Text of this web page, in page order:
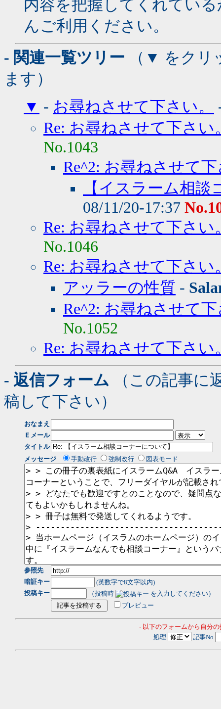
内容を把握してくれてい
んご利用ください。
- 関連一覧ツリー （▼ をクリ
ます）
▼ - お尋ねさせて下さい。
Re: お尋ねさせて下さい
No.1043
Re^2: お尋ねさせて
【イスラーム相
08/11/20-17:37
Re: お尋ねさせて下さい
No.1046
Re: お尋ねさせて下さい
アッラーの性質 -
Re^2: お尋ねさせて
No.1052
Re: お尋ねさせて下さい
- 返信フォーム （この記事に
稿して下さい）
おなまえ
Ｅメール
タイトル
メッセージ
手動改行 強制改行 図表モード
参照先
暗証キー
(英数字で8文字以内)
投稿キー
（投稿時
を入力してください）
プレビュー
- 以下のフォームから自分
処理
記事No